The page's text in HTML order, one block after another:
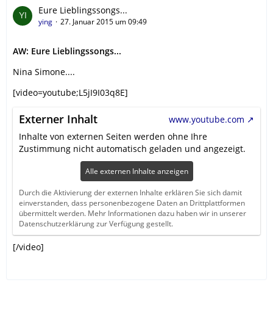
Eure Lieblingssongs...
ying 27. Januar 2015 um 09:49
AW: Eure Lieblingssongs...
Nina Simone....
[video=youtube;L5jI9I03q8E]
Externer Inhalt
www.youtube.com
Inhalte von externen Seiten werden ohne Ihre
Zustimmung nicht automatisch geladen und angezeigt.
Alle externen Inhalte anzeigen
Durch die Aktivierung der externen Inhalte erklären Sie sich damit
einverstanden, dass personenbezogene Daten an Drittplattformen
übermittelt werden. Mehr Informationen dazu haben wir in unserer
Datenschutzerklärung zur Verfügung gestellt.
[/video]